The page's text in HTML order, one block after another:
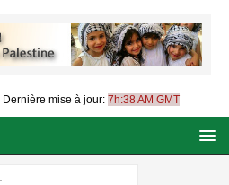
Dernière mise à jour: 7h:38 AM GMT